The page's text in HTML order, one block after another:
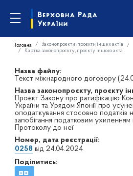
Головна Законопроєкти, проєкти інших актів
Картка законопроєкту, проєкту іншого акта
Назва файлу:
Текст міжнародного договору
Назва законопроєкту, проєкту
Проєкт Закону про ратифікацію
України та Урядом Японії про
оподаткування стосовно податків
запобігання податковим ухиленням
Протоколу до неї
Номер, дата реєстрації:
0258 від 24.04.2024
Поділитись: